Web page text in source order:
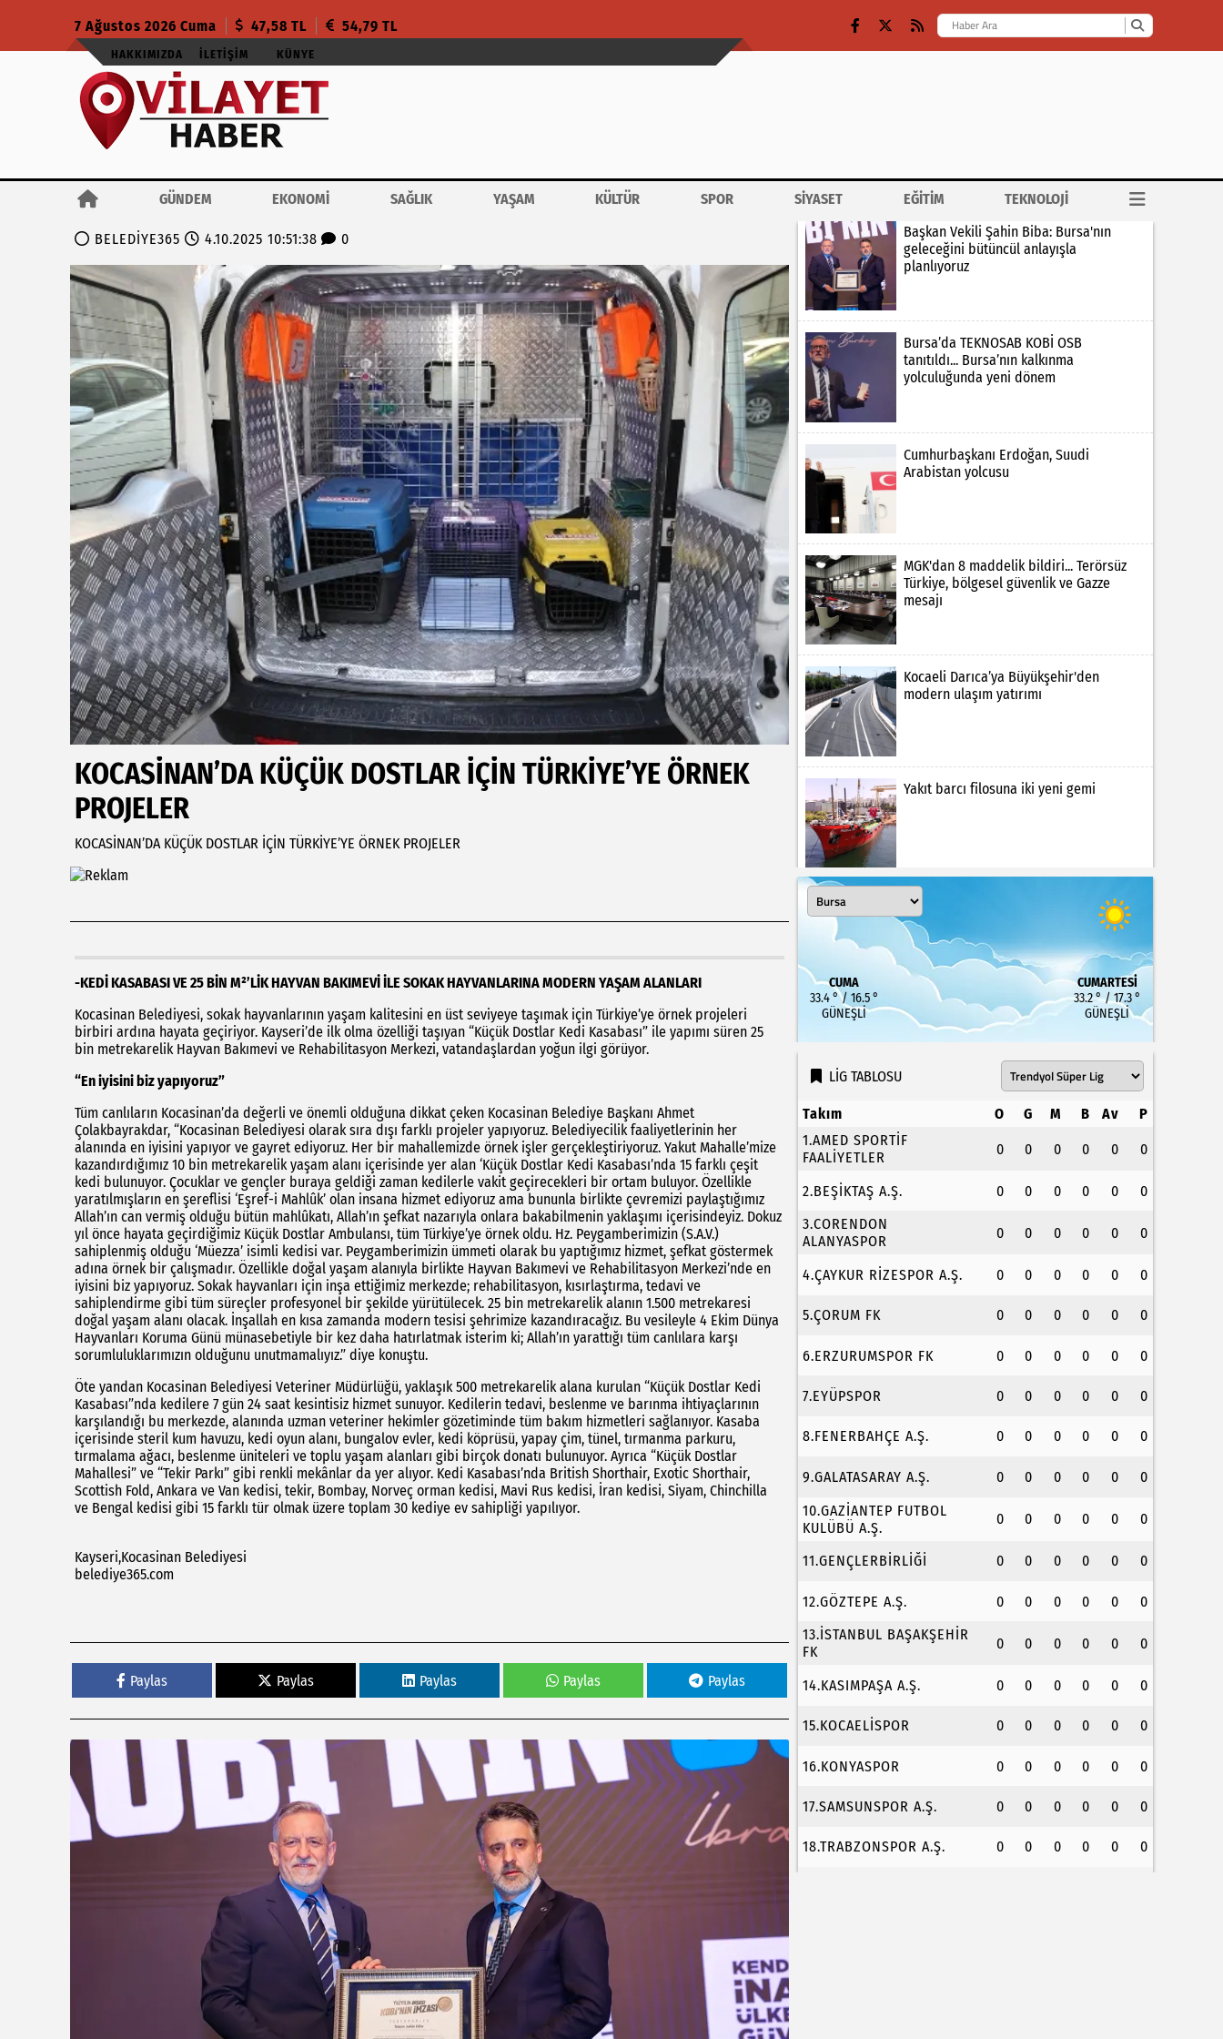
7 Ağustos 2026 Cuma 47,58 TL 54,79 TL
HAKKIMIZDA İLETIŞIM KÜNYE
GÜNDEM EKONOMİ SAĞLIK YAŞAM KÜLTÜR SPOR SİYASET EĞİTİM TEKNOLOJİ
BELEDİYE365 4.10.2025 10:51:38 0
KOCASİNAN’DA KÜÇÜK DOSTLAR İÇİN TÜRKİYE’YE ÖRNEK
PROJELER
KOCASİNAN’DA KÜÇÜK DOSTLAR İÇİN TÜRKİYE’YE ÖRNEK PROJELER
-KEDİ KASABASI VE 25 BİN M²’LİK HAYVAN BAKIMEVİ İLE SOKAK HAYVANLARINA MODERN YAŞAM ALANLARI
Kocasinan Belediyesi, sokak hayvanlarının yaşam kalitesini en üst seviyeye taşımak için Türkiye’ye örnek projeleri
birbiri ardına hayata geçiriyor. Kayseri’de ilk olma özelliği taşıyan “Küçük Dostlar Kedi Kasabası” ile yapımı süren 25
bin metrekarelik Hayvan Bakımevi ve Rehabilitasyon Merkezi, vatandaşlardan yoğun ilgi görüyor.
“En iyisini biz yapıyoruz”
Tüm canlıların Kocasinan’da değerli ve önemli olduğuna dikkat çeken Kocasinan Belediye Başkanı Ahmet
Çolakbayrakdar, “Kocasinan Belediyesi olarak sıra dışı farklı projeler yapıyoruz. Belediyecilik faaliyetlerinin her
alanında en iyisini yapıyor ve gayret ediyoruz. Her bir mahallemizde örnek işler gerçekleştiriyoruz. Yakut Mahalle’mize
kazandırdığımız 10 bin metrekarelik yaşam alanı içerisinde yer alan ‘Küçük Dostlar Kedi Kasabası’nda 15 farklı çeşit
kedi bulunuyor. Çocuklar ve gençler buraya geldiği zaman kedilerle vakit geçirecekleri bir ortam buluyor. Özellikle
yaratılmışların en şereflisi ‘Eşref-i Mahlûk’ olan insana hizmet ediyoruz ama bununla birlikte çevremizi paylaştığımız
Allah’ın can vermiş olduğu bütün mahlûkatı, Allah’ın şefkat nazarıyla onlara bakabilmenin yaklaşımı içerisindeyiz. Dokuz
yıl önce hayata geçirdiğimiz Küçük Dostlar Ambulansı, tüm Türkiye’ye örnek oldu. Hz. Peygamberimizin (S.A.V.)
sahiplenmiş olduğu ‘Müezza’ isimli kedisi var. Peygamberimizin ümmeti olarak bu yaptığımız hizmet, şefkat göstermek
adına örnek bir çalışmadır. Özellikle doğal yaşam alanıyla birlikte Hayvan Bakımevi ve Rehabilitasyon Merkezi’nde en
iyisini biz yapıyoruz. Sokak hayvanları için inşa ettiğimiz merkezde; rehabilitasyon, kısırlaştırma, tedavi ve
sahiplendirme gibi tüm süreçler profesyonel bir şekilde yürütülecek. 25 bin metrekarelik alanın 1.500 metrekaresi
doğal yaşam alanı olacak. İnşallah en kısa zamanda modern tesisi şehrimize kazandıracağız. Bu vesileyle 4 Ekim Dünya
Hayvanları Koruma Günü münasebetiyle bir kez daha hatırlatmak isterim ki; Allah’ın yarattığı tüm canlılara karşı
sorumluluklarımızın olduğunu unutmamalıyız.” diye konuştu.
Öte yandan Kocasinan Belediyesi Veteriner Müdürlüğü, yaklaşık 500 metrekarelik alana kurulan “Küçük Dostlar Kedi
Kasabası”nda kedilere 7 gün 24 saat kesintisiz hizmet sunuyor. Kedilerin tedavi, beslenme ve barınma ihtiyaçlarının
karşılandığı bu merkezde, alanında uzman veteriner hekimler gözetiminde tüm bakım hizmetleri sağlanıyor. Kasaba
içerisinde steril kum havuzu, kedi oyun alanı, bungalov evler, kedi köprüsü, yapay çim, tünel, tırmanma parkuru,
tırmalama ağacı, beslenme üniteleri ve toplu yaşam alanları gibi birçok donatı bulunuyor. Ayrıca “Küçük Dostlar
Mahallesi” ve “Tekir Parkı” gibi renkli mekânlar da yer alıyor. Kedi Kasabası’nda British Shorthair, Exotic Shorthair,
Scottish Fold, Ankara ve Van kedisi, tekir, Bombay, Norveç orman kedisi, Mavi Rus kedisi, İran kedisi, Siyam, Chinchilla
ve Bengal kedisi gibi 15 farklı tür olmak üzere toplam 30 kediye ev sahipliği yapılıyor.
Kayseri,Kocasinan Belediyesi
belediye365.com
Paylas Paylas Paylas Paylas Paylas
Başkan Vekili Şahin Biba: Bursa'nın
geleceğini bütüncül anlayışla
planlıyoruz
Bursa’da TEKNOSAB KOBİ OSB
tanıtıldı... Bursa’nın kalkınma
yolculuğunda yeni dönem
Cumhurbaşkanı Erdoğan, Suudi
Arabistan yolcusu
MGK'dan 8 maddelik bildiri... Terörsüz
Türkiye, bölgesel güvenlik ve Gazze
mesajı
Kocaeli Darıca’ya Büyükşehir'den
modern ulaşım yatırımı
Yakıt barcı filosuna iki yeni gemi
CUMA
33.4 ° / 16.5 °
GÜNEŞLI
CUMARTESI
33.2 ° / 17.3 °
GÜNEŞLI
LİG TABLOSU
Takım O G M B Av
P
1.AMED SPORTİF
FAALİYETLER
0 0 0 0 0 0
2.BEŞİKTAŞ A.Ş. 0 0 0 0 0
0
3.CORENDON
ALANYASPOR
0 0 0 0 0 0
4.ÇAYKUR RİZESPOR A.Ş. 0 0 0 0 0 0
5.ÇORUM FK 0 0 0 0 0 0
6.ERZURUMSPOR FK 0 0 0 0 0 0
7.EYÜPSPOR 0 0 0 0 0 0
8.FENERBAHÇE A.Ş. 0 0 0 0 0 0
9.GALATASARAY A.Ş. 0 0 0 0 0
0
10.GAZİANTEP FUTBOL
KULÜBÜ A.Ş.
0 0 0 0 0 0
11.GENÇLERBİRLİĞİ 0 0 0 0 0 0
12.GÖZTEPE A.Ş. 0 0 0 0 0
0
13.İSTANBUL BAŞAKŞEHİR
FK
0 0 0 0 0 0
14.KASIMPAŞA A.Ş. 0 0 0 0 0 0
15.KOCAELİSPOR 0 0 0 0 0 0
16.KONYASPOR 0 0 0 0 0 0
17.SAMSUNSPOR A.Ş. 0 0 0 0 0 0
18.TRABZONSPOR A.Ş. 0 0 0 0 0 0